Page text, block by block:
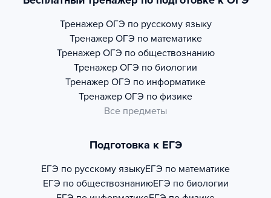
Тренажер ОГЭ по русскому языку
Тренажер ОГЭ по математике
Тренажер ОГЭ по обществознанию
Тренажер ОГЭ по биологии
Тренажер ОГЭ по информатике
Тренажер ОГЭ по физике
Все предметы
Подготовка к ЕГЭ
ЕГЭ по русскому языкуЕГЭ по математике
ЕГЭ по обществознаниюЕГЭ по биологии